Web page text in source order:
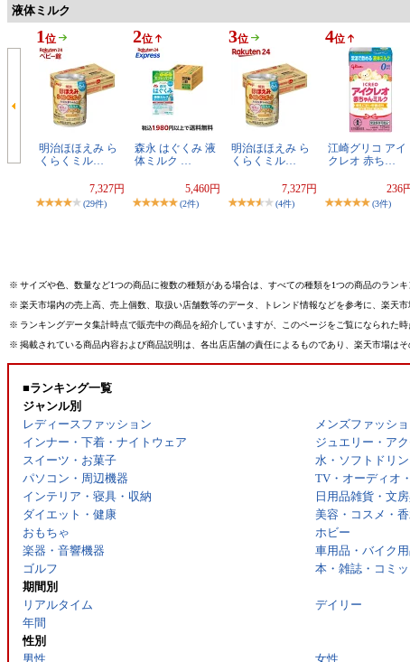
液体ミルク
1 位
明治ほほえみ ら
くらくミル…
7,327円
(29件)
2位
森永 はぐくみ 液
体ミルク …
5,460円
(2件)
3位
明治ほほえみ ら
くらくミル…
7,327円
(4件)
4位
江崎グリコ アイ
クレオ 赤ち…
236
(3件)
※ サイズや色、数量など1つの商品に複数の種類がある場合は、すべての種類を1つの商品のラン
※ 楽天市場内の売上高、売上個数、取扱い店舗数等のデータ、トレンド情報などを参考に、楽天
※ ランキングデータ集計時点で販売中の商品を紹介していますが、このページをご覧になられた
※ 掲載されている商品内容および商品説明は、各出店店舗の責任によるものであり、楽天市場は
■ランキング一覧
ジャンル別
レディースファッション
メンズファッシ
インナー・下着・ナイトウェア
ジュエリー・ア
スイーツ・お菓子
水・ソフトドリン
パソコン・周辺機器
TV・オーディオ
インテリア・寝具・収納
日用品雑貨・文
ダイエット・健康
美容・コスメ・
おもちゃ
ホビー
楽器・音響機器
車用品・バイク
ゴルフ
本・雑誌・コミッ
期間別
リアルタイム
デイリー
年間
性別
男性
女性